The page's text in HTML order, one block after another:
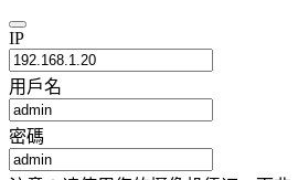
IP
用戶名
密碼